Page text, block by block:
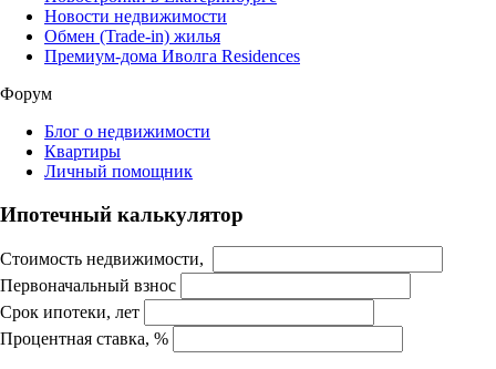
Новости недвижимости
Обмен (Trade-in) жилья
Премиум-дома Иволга Residences
Форум
Блог о недвижимости
Квартиры
Личный помощник
Ипотечный калькулятор
Стоимость недвижимости,
Первоначальный взнос
Срок ипотеки, лет
Процентная ставка, %